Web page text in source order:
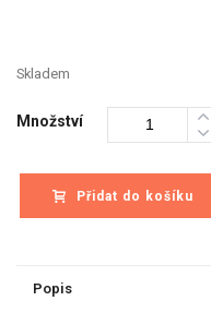
Skladem
Množství
Přidat do košíku
Popis